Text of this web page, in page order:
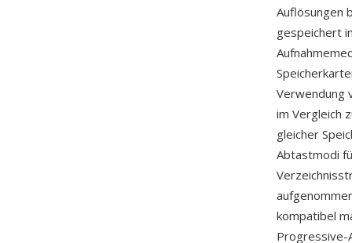
Auflösungen
gespeichert
Verwendung
im Vergleich
gleicher
Abtastmodi
kompatibel
Progressive-